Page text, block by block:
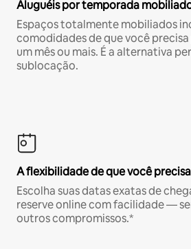
Aluguéis por temporada
Espaços totalmente mobiliados
comodidades de que você
um mês ou mais. É a alternativa
sublocação.
A flexibilidade de que você precisa
Escolha suas datas exatas de
reserve online com facilidade —
outros compromissos.*